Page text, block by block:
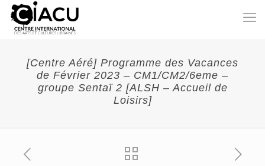
[Centre Aéré] Programme des Vacances
de Février 2023 – CM1/CM2/6eme –
groupe Sentaï 2 [ALSH – Accueil de
Loisirs]